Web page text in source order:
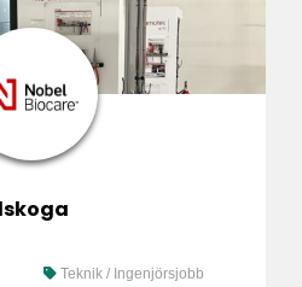
Teknik / Ingenjörsjobb